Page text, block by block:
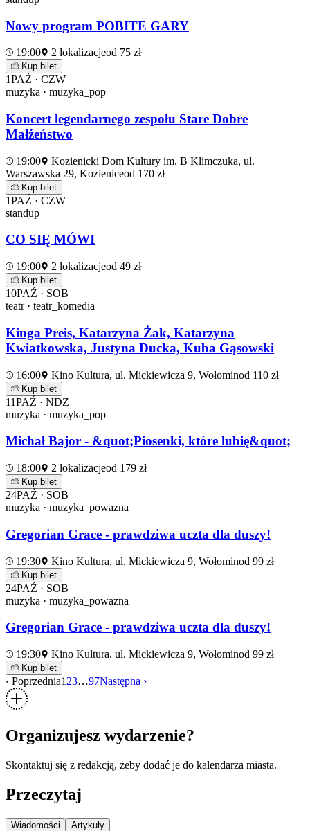
Nowy program POBITE GARY
19:00 2 lokalizacjeod 75 zł
Kup bilet
1PAŹ · CZW
muzyka · muzyka_pop
Koncert legendarnego zespołu Stare Dobre
Małżeństwo
19:00
Kozienicki Dom Kultury im. B Klimczuka, ul.
Warszawska 29, Kozieniceod 170 zł
Kup bilet
1PAŹ · CZW
standup
CO SIĘ MÓWI
19:00 2 lokalizacjeod 49 zł
Kup bilet
10PAŹ · SOB
teatr · teatr_komedia
Kinga Preis, Katarzyna Żak, Katarzyna
Kwiatkowska, Justyna Ducka, Kuba Gąsowski
16:00 Kino Kultura, ul. Mickiewicza 9, Wołominod 110 zł
Kup bilet
11PAŹ · NDZ
muzyka · muzyka_pop
Michał Bajor - &quot;Piosenki, które lubię&quot;
18:00 2 lokalizacjeod 179 zł
Kup bilet
24PAŹ · SOB
muzyka · muzyka_powazna
Gregorian Grace - prawdziwa uczta dla duszy!
19:30 Kino Kultura, ul. Mickiewicza 9, Wołominod 99 zł
Kup bilet
24PAŹ · SOB
muzyka · muzyka_powazna
Gregorian Grace - prawdziwa uczta dla duszy!
19:30 Kino Kultura, ul. Mickiewicza 9, Wołominod 99 zł
Kup bilet
‹ Poprzednia1 23…97Następna ›
Organizujesz wydarzenie?
Skontaktuj się z redakcją, żeby dodać je do kalendarza miasta.
Przeczytaj
Wiadomości Artykuły